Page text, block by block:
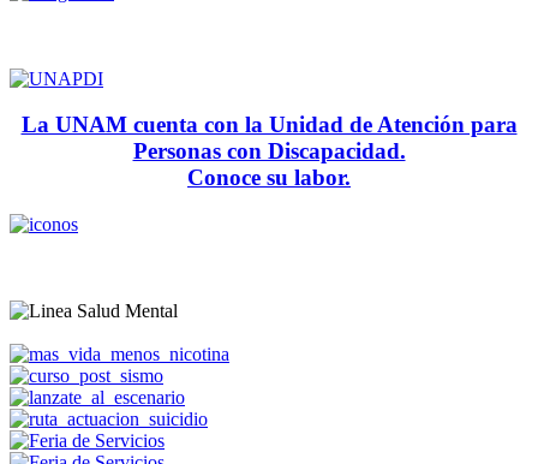
La UNAM cuenta con la Unidad de Atención para
Personas con Discapacidad.
Conoce su labor.